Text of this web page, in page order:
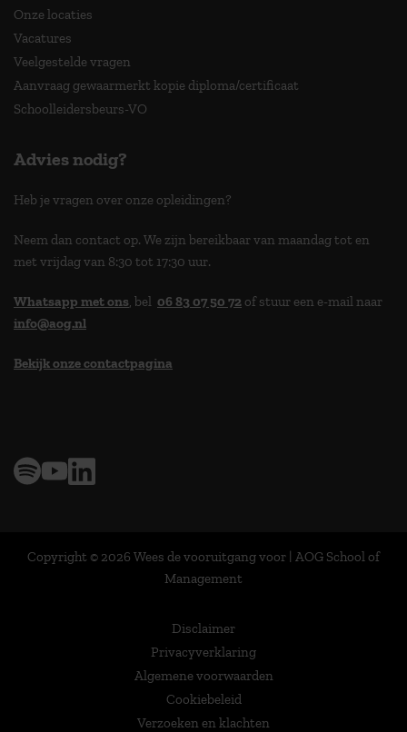
Onze locaties
Vacatures
Veelgestelde vragen
Aanvraag gewaarmerkt kopie diploma/certificaat
Schoolleidersbeurs-VO
Advies nodig?
Heb je vragen over onze opleidingen?
Neem dan contact op. We zijn bereikbaar van maandag tot en
met vrijdag van 8:30 tot 17:30 uur.
Whatsapp met ons , bel 06 83 07 50 72 of stuur een e-mail naar
info@aog.nl
Bekijk onze contactpagina
Copyright © 2026 Wees de vooruitgang voor | AOG School of
Management
Disclaimer
Privacyverklaring
Algemene voorwaarden
Cookiebeleid
Verzoeken en klachten